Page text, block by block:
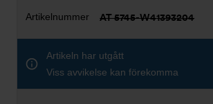
AT 5745-W41393204
Artikeln har utgått
Viss avvikelse kan förekomma